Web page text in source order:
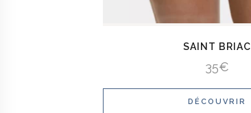
SAINT BRIAC
35€
DÉCOUVRIR